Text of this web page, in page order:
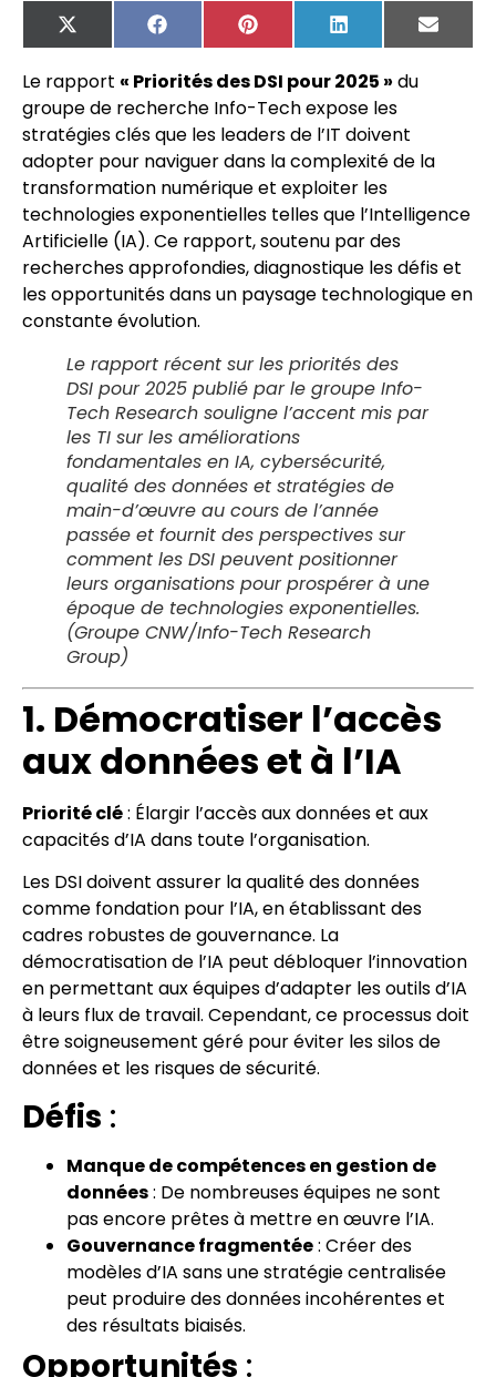
X
(Twitter)
FacebookPinterest LinkedIn
Email
Le rapport « Priorités des DSI pour 2025 » du
groupe de recherche Info-Tech expose les
stratégies clés que les leaders de l’IT doivent
adopter pour naviguer dans la complexité de la
transformation numérique et exploiter les
technologies exponentielles telles que l’Intelligence
Artificielle (IA). Ce rapport, soutenu par des
recherches approfondies, diagnostique les défis et
les opportunités dans un paysage technologique en
constante évolution.
Le rapport récent sur les priorités des
DSI pour 2025 publié par le groupe Info-
Tech Research souligne l’accent mis par
les TI sur les améliorations
fondamentales en IA, cybersécurité,
qualité des données et stratégies de
main-d’œuvre au cours de l’année
passée et fournit des perspectives sur
comment les DSI peuvent positionner
leurs organisations pour prospérer à une
époque de technologies exponentielles.
(Groupe CNW/Info-Tech Research
Group)
1. Démocratiser l’accès
aux données et à l’IA
Priorité clé: Élargir l’accès aux données et aux
capacités d’IA dans toute l’organisation.
Les DSI doivent assurer la qualité des données
comme fondation pour l’IA, en établissant des
cadres robustes de gouvernance. La
démocratisation de l’IA peut débloquer l’innovation
en permettant aux équipes d’adapter les outils d’IA
à leurs flux de travail. Cependant, ce processus doit
être soigneusement géré pour éviter les silos de
données et les risques de sécurité.
Défis :
Manque de compétences en gestion de
données: De nombreuses équipes ne sont
pas encore prêtes à mettre en œuvre l’IA.
Gouvernance fragmentée: Créer des
modèles d’IA sans une stratégie centralisée
peut produire des données incohérentes et
des résultats biaisés.
Opportunités :